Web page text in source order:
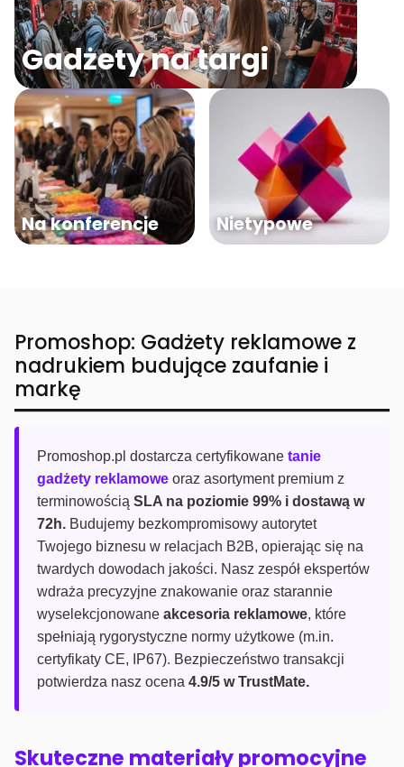
Gadżety na targi
Na konferencje Nietypowe
Promoshop: Gadżety reklamowe z
nadrukiem budujące zaufanie i
markę
Promoshop.pl dostarcza certyfikowane tanie
gadżety reklamowe oraz asortyment premium z
terminowością SLA na poziomie 99% i dostawą w
72h. Budujemy bezkompromisowy autorytet
Twojego biznesu w relacjach B2B, opierając się na
twardych dowodach jakości. Nasz zespół ekspertów
wdraża precyzyjne znakowanie oraz starannie
wyselekcjonowane akcesoria reklamowe, które
spełniają rygorystyczne normy użytkowe (m.in.
certyfikaty CE, IP67). Bezpieczeństwo transakcji
potwierdza nasz ocena 4.9/5 w TrustMate.
Skuteczne materiały promocyjne